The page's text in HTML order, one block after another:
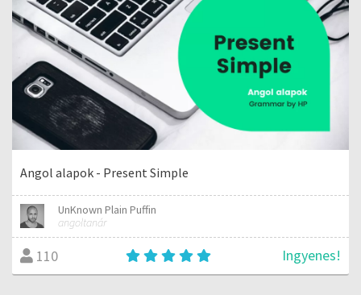
Angol alapok - Present Simple
UnKnown Plain Puffin
angoltanár
110 Ingyenes!